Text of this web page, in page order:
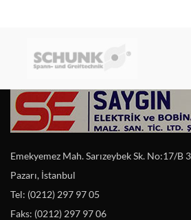
Emekyemez Mah. Sarızeybek Sk. No:17/
Pazarı, İstanbul
Tel: (0212) 297 97 05
Faks: (0212) 297 97 06